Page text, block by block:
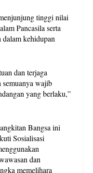
tinggi nilai
Pancasila serta
dalam kehidupan
dan terjaga
wajib
yang berlaku,”
Bangsa ini
Sosialisasi
dan
memelihara